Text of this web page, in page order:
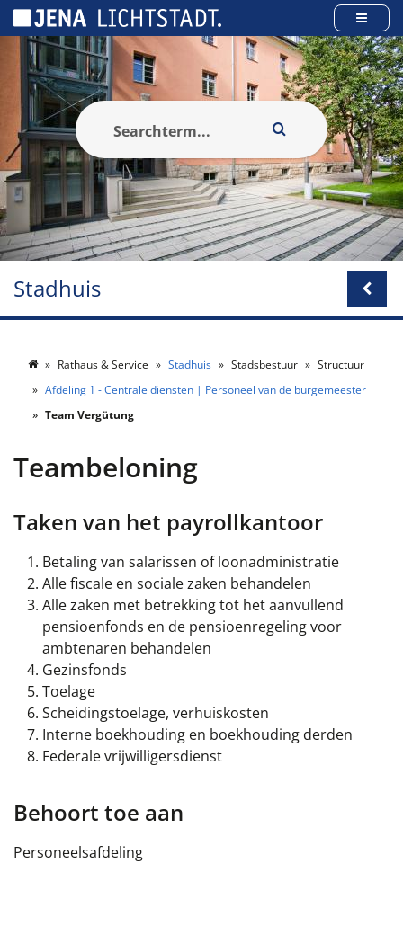
Stadhuis
Rathaus & Service Stadhuis Stadsbestuur
Structuur
Afdeling 1 - Centrale diensten | Personeel van de burgemeester
Team Vergütung
Teambeloning
Taken van het payrollkantoor
Betaling van salarissen of loonadministratie
Alle fiscale en sociale zaken behandelen
Alle zaken met betrekking tot het aanvullend
pensioenfonds en de pensioenregeling voor
ambtenaren behandelen
Gezinsfonds
Toelage
Scheidingstoelage, verhuiskosten
Interne boekhouding en boekhouding derden
Federale vrijwilligersdienst
Behoort toe aan
Personeelsafdeling
Cookies beheer paneel